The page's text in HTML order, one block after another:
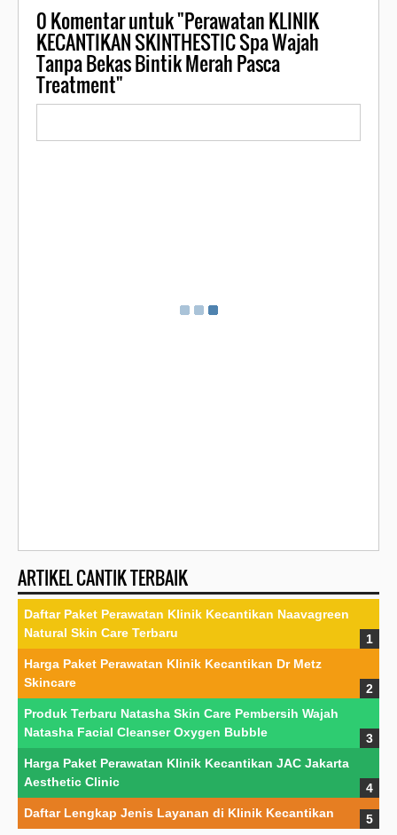
0Komentar untuk "Perawatan KLINIK
KECANTIKAN SKINTHESTIC Spa Wajah
Tanpa Bekas Bintik Merah Pasca
Treatment"
ARTIKEL CANTIK TERBAIK
Daftar Paket Perawatan Klinik Kecantikan Naavagreen
Natural Skin Care Terbaru
Harga Paket Perawatan Klinik Kecantikan Dr Metz
Skincare
Produk Terbaru Natasha Skin Care Pembersih Wajah
Natasha Facial Cleanser Oxygen Bubble
Harga Paket Perawatan Klinik Kecantikan JAC Jakarta
Aesthetic Clinic
Daftar Lengkap Jenis Layanan di Klinik Kecantikan